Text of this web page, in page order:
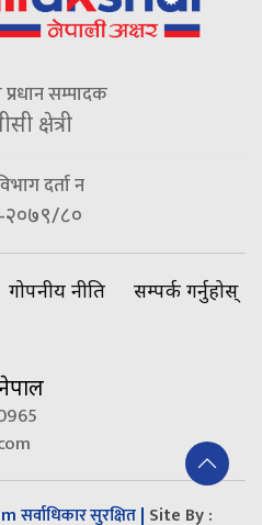
सम्पादक
क्षेत्री
दर्ता न
८०
गोपनीय नीति सम्पर्क गर्नुहोस्
सर्वाधिकार सुरक्षित| Site By :